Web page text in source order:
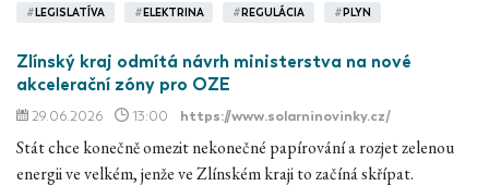
# LEGISLATÍVA # ELEKTRINA # REGULÁCIA # PLYN
Zlínský kraj odmítá návrh ministerstva na nové
akcelerační zóny pro OZE
29.06.2026 13:00 https://www.solarninovinky.cz/
Stát chce konečně omezit nekonečné papírování a rozjet zelenou
energii ve velkém, jenže ve Zlínském kraji to začíná skřípat.